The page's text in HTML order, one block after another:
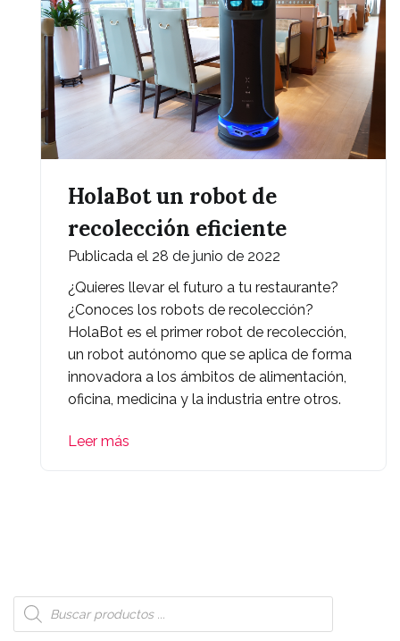
HolaBot un robot de
recolección eficiente
Publicada el 28 de junio de 2022
¿Quieres llevar el futuro a tu restaurante?
¿Conoces los robots de recolección?
HolaBot es el primer robot de recolección,
un robot autónomo que se aplica de forma
innovadora a los ámbitos de alimentación,
oficina, medicina y la industria entre otros.
Leer más
Búsqueda
de
productos